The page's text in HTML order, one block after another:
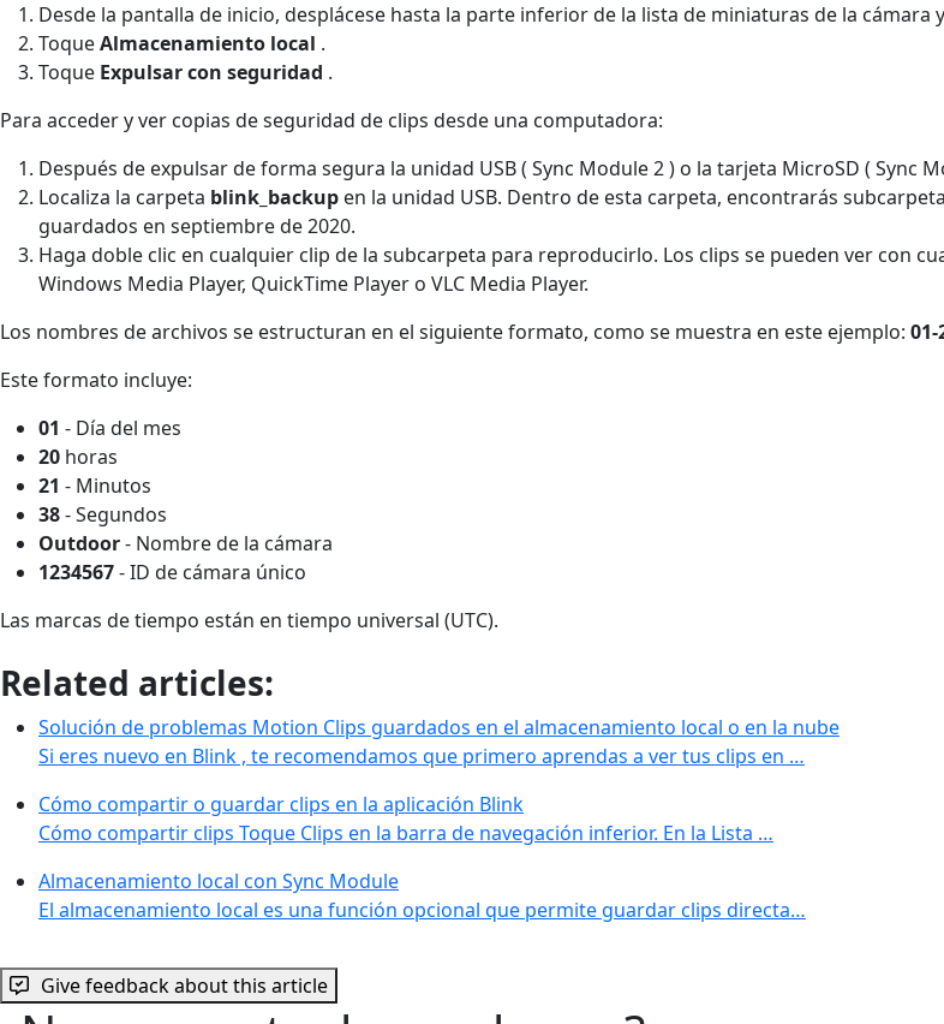
Desde la pantalla de inicio, desplácese hasta la parte inferior de la lista de miniaturas de la cámara
ToqueAlmacenamiento local .
Toque Expulsar con seguridad .
Para acceder y ver copias de seguridad de clips desde una computadora:
Después de expulsar de forma segura la unidad USB ( Sync Module 2 ) o la tarjeta MicroSD ( Sync
Localiza la carpeta blink_backup en la unidad USB. Dentro de esta carpeta, encontrarás
guardados en septiembre de 2020.
Haga doble clic en cualquier clip de la subcarpeta para reproducirlo. Los clips se pueden ver con
Windows Media Player, QuickTime Player o VLC Media Player.
Los nombres de archivos se estructuran en el siguiente formato, como se muestra en este ejemplo:
Este formato incluye:
01 - Día del mes
20 horas
21 - Minutos
38- Segundos
Outdoor- Nombre de la cámara
1234567- ID de cámara único
Las marcas de tiempo están en tiempo universal (UTC).
Related articles:
Solución de problemas Motion Clips guardados en el almacenamiento local o en la nube
Si eres nuevo en Blink , te recomendamos que primero aprendas a ver tus clips en …
Cómo compartir o guardar clips en la aplicación Blink
Cómo compartir clips Toque Clips en la barra de navegación inferior. En la Lista …
Almacenamiento local con Sync Module
El almacenamiento local es una función opcional que permite guardar clips directa…
Give feedback about this article